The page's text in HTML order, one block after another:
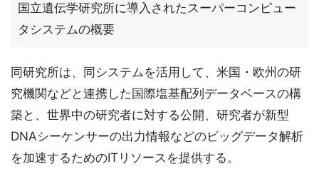
国立遺伝学研究所に導入されたスーパーコンピュー
タシステムの概要
同研究所は、同システムを活用して、米国・欧州の研
究機関などと連携した国際塩基配列データベースの構
築と、世界中の研究者に対する公開、研究者が新型
DNAシーケンサーの出力情報などのビッグデータ解析
を加速するためのITリソースを提供する。